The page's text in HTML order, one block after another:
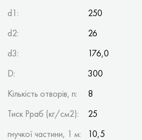
d1:
250
d2:
26
d3:
176,0
D:
300
Кількість отворів, n:
8
Тиск Рраб (кг/см2):
25
гнучкої частини, 1 м:
10,5